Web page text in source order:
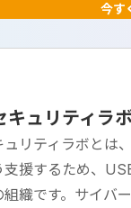
今す
キュリティラ
ュリティラボとは
支援するため、
組織です。サイバ